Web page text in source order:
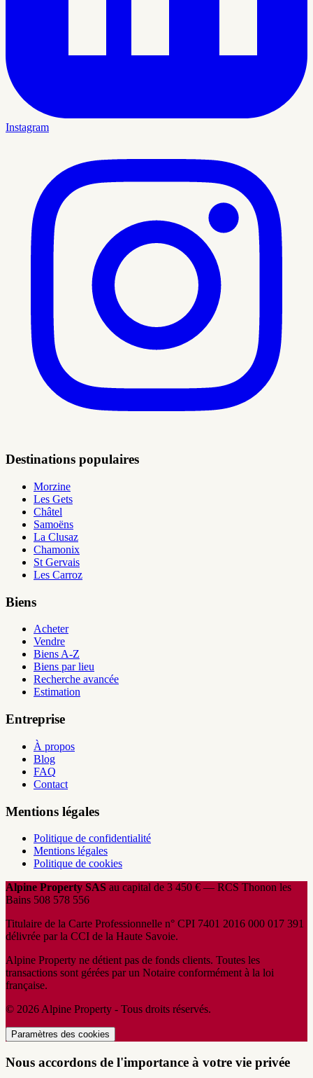
Instagram
Destinations populaires
Morzine
Les Gets
Châtel
Samoëns
La Clusaz
Chamonix
St Gervais
Les Carroz
Biens
Acheter
Vendre
Biens A-Z
Biens par lieu
Recherche avancée
Estimation
Entreprise
À propos
Blog
FAQ
Contact
Mentions légales
Politique de confidentialité
Mentions légales
Politique de cookies
Alpine Property SAS au capital de 3 450 € — RCS Thonon les
Bains 508 578 556
Titulaire de la Carte Professionnelle n° CPI 7401 2016 000 017 391
délivrée par la CCI de la Haute Savoie.
Alpine Property ne détient pas de fonds clients. Toutes les
transactions sont gérées par un Notaire conformément à la loi
française.
© 2026 Alpine Property - Tous droits réservés.
Paramètres des cookies
Nous accordons de l'importance à votre vie privée